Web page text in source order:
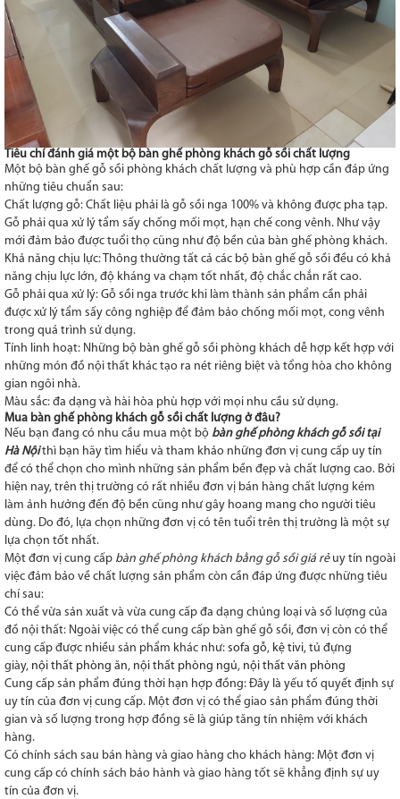
Tiêu chí đánh giá một bộ bàn ghế phòng khách gỗ sồi chất lượng
Một bộ bàn ghế gỗ sồi phòng khách chất lượng và phù hợp cần đáp ứng
những tiêu chuẩn sau:
Chất lượng gỗ: Chất liệu phải là gỗ sồi nga 100% và không được pha tạp.
Gỗ phải qua xử lý tẩm sấy chống mối mọt, hạn chế cong vênh. Như vậy
mới đảm bảo được tuổi thọ cũng như độ bền của bàn ghế phòng khách.
Khả năng chịu lực: Thông thường tất cả các bộ bàn ghế gỗ sồi đều có khả
năng chịu lực lớn, độ kháng va chạm tốt nhất, độ chắc chắn rất cao.
Gỗ phải qua xử lý: Gỗ sồi nga trước khi làm thành sản phẩm cần phải
được xử lý tẩm sấy công nghiệp để đảm bảo chống mối mọt, cong vênh
trong quá trình sử dụng.
Tính linh hoạt: Những bộ bàn ghế gỗ sồi phòng khách dễ hợp kết hợp với
những món đồ nội thất khác tạo ra nét riêng biệt và tổng hòa cho không
gian ngôi nhà.
Màu sắc: đa dạng và hài hòa phù hợp với mọi nhu cầu sử dụng.
Mua bàn ghế phòng khách gỗ sồi chất lượng ở đâu?
Nếu bạn đang có nhu cầu mua một bộ bàn ghế phòng khách gỗ sồi tại
Hà Nộithì bạn hãy tìm hiểu và tham khảo những đơn vị cung cấp uy tín
để có thể chọn cho mình những sản phẩm bền đẹp và chất lượng cao. Bởi
hiện nay, trên thị trường có rất nhiều đơn vị bán hàng chất lượng kém
làm ảnh hưởng đến độ bền cũng như gây hoang mang cho người tiêu
dùng. Do đó, lựa chọn những đơn vị có tên tuổi trên thị trường là một sự
lựa chọn tốt nhất.
Một đơn vị cung cấp bàn ghế phòng khách bằng gỗ sồi giá rẻ uy tín ngoài
việc đảm bảo về chất lượng sản phẩm còn cần đáp ứng được những tiêu
chí sau:
Có thể vừa sản xuất và vừa cung cấp đa dạng chủng loại và số lượng của
đồ nội thất: Ngoài việc có thể cung cấp bàn ghế gỗ sồi, đơn vị còn có thể
cung cấp được nhiều sản phẩm khác như: sofa gỗ, kệ tivi, tủ đựng
giày, nội thất phòng ăn, nội thất phòng ngủ, nội thất văn phòng
Cung cấp sản phẩm đúng thời hạn hợp đồng: Đây là yếu tố quyết định sự
uy tín của đơn vị cung cấp. Một đơn vị có thể giao sản phẩm đúng thời
gian và số lượng trong hợp đồng sẽ là giúp tăng tín nhiệm với khách
hàng.
Có chính sách sau bán hàng và giao hàng cho khách hàng: Một đơn vị
cung cấp có chính sách bảo hành và giao hàng tốt sẽ khẳng định sự uy
tín của đơn vị.